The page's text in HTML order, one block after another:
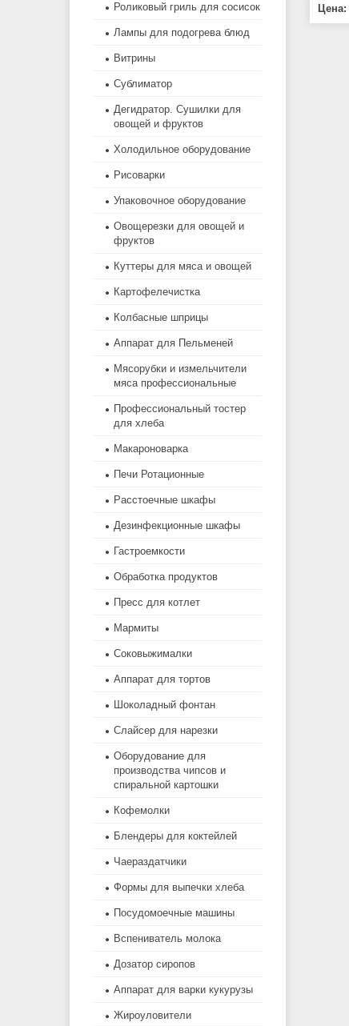
Цена:
Роликовый гриль для сосисок
Лампы для подогрева блюд
Витрины
Сублиматор
Дегидратор. Сушилки для
овощей и фруктов
Холодильное оборудование
Рисоварки
Упаковочное оборудование
Овощерезки для овощей и
фруктов
Куттеры для мяса и овощей
Картофелечистка
Колбасные шприцы
Аппарат для Пельменей
Мясорубки и измельчители
мяса профессиональные
Профессиональный тостер
для хлеба
Макароноварка
Печи Ротационные
Расстоечные шкафы
Дезинфекционные шкафы
Гастроемкости
Обработка продуктов
Пресс для котлет
Мармиты
Соковыжималки
Аппарат для тортов
Шоколадный фонтан
Слайсер для нарезки
Оборудование для
производства чипсов и
спиральной картошки
Кофемолки
Блендеры для коктейлей
Чаераздатчики
Формы для выпечки хлеба
Посудомоечные машины
Вспениватель молока
Дозатор сиропов
Аппарат для варки кукурузы
Жироуловители